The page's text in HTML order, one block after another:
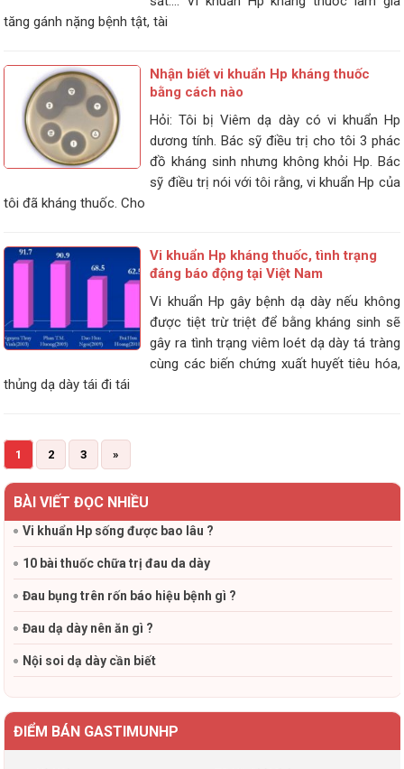
tăng gánh nặng bệnh tật, tài
Nhận biết vi khuẩn Hp kháng thuốc
bằng cách nào
Hỏi: Tôi bị Viêm dạ dày có vi khuẩn Hp
dương tính. Bác sỹ điều trị cho tôi 3 phác
đồ kháng sinh nhưng không khỏi Hp. Bác
sỹ điều trị nói với tôi rằng, vi khuẩn Hp của
tôi đã kháng thuốc. Cho
Vi khuẩn Hp kháng thuốc, tình trạng
đáng báo động tại Việt Nam
Vi khuẩn Hp gây bệnh dạ dày nếu không
được tiệt trừ triệt để bằng kháng sinh sẽ
gây ra tình trạng viêm loét dạ dày tá tràng
cùng các biến chứng xuất huyết tiêu hóa,
thủng dạ dày tái đi tái
1 2 3 »
BÀI VIẾT ĐỌC NHIỀU
Vi khuẩn Hp sống được bao lâu ?
10 bài thuốc chữa trị đau da dày
Đau bụng trên rốn báo hiệu bệnh gì ?
Đau dạ dày nên ăn gì ?
Nội soi dạ dày cần biết
ĐIỂM BÁN GASTIMUNHP